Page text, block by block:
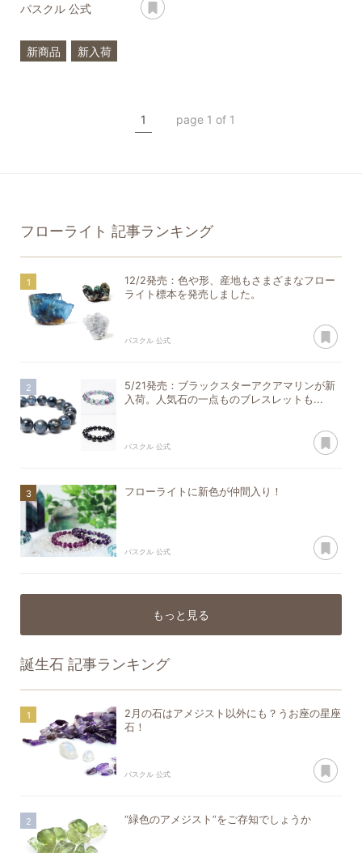
パスクル 公式
新商品
新入荷
一点もの
1 page 1 of 1
フローライト 記事ランキング
12/2発売：色や形、産地もさまざまなフロー
ライト標本を発売しました。
パスクル 公式
5/21発売：ブラックスターアクアマリンが新
入荷。人気石の一点ものブレスレットも...
パスクル 公式
フローライトに新色が仲間入り！
パスクル 公式
もっと見る
誕生石 記事ランキング
2月の石はアメジスト以外にも？うお座の星座
石！
パスクル 公式
“緑色のアメジスト”をご存知でしょうか